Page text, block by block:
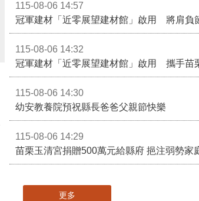
115-08-06 14:57
冠軍建材「近零展望建材館」啟用 將肩負
115-08-06 14:32
冠軍建材「近零展望建材館」啟用 攜手苗
115-08-06 14:30
幼安教養院預祝縣長爸爸父親節快樂
115-08-06 14:29
苗栗玉清宮捐贈500萬元給縣府 挹注弱勢家
更多